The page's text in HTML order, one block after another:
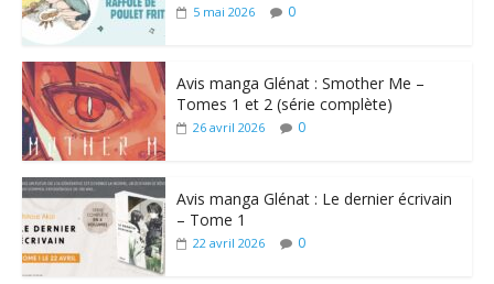
5 mai 2026 0
Avis manga Glénat : Smother Me –
Tomes 1 et 2 (série complète)
26 avril 2026 0
Avis manga Glénat : Le dernier écrivain
– Tome 1
22 avril 2026 0